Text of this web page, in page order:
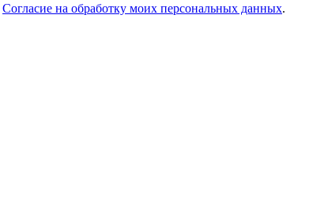
Согласие на обработку моих персональных данных.